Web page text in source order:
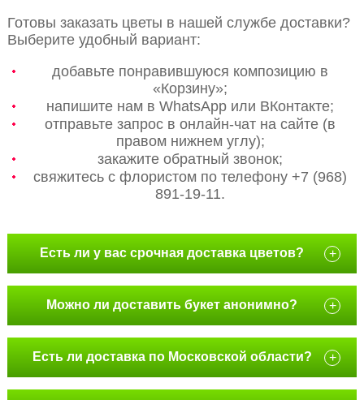
Готовы заказать цветы в нашей службе доставки?
Выберите удобный вариант:
добавьте понравившуюся композицию в
«Корзину»;
напишите нам в WhatsApp или ВКонтакте;
отправьте запрос в онлайн-чат на сайте (в
правом нижнем углу);
закажите обратный звонок;
свяжитесь с флористом по телефону +7 (968)
891-19-11.
Есть ли у вас срочная доставка цветов? +
Можно ли доставить букет анонимно? +
Есть ли доставка по Московской области? +